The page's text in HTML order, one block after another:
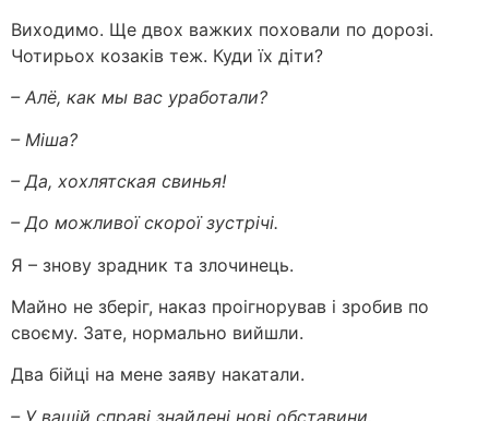
Виходимо. Ще двох важких поховали по дорозі.
Чотирьох козаків теж. Куди їх діти?
– Алё, как мы вас уработали?
– Міша?
– Да, хохлятская свинья!
– До можливої скорої зустрічі.
Я – знову зрадник та злочинець.
Майно не зберіг, наказ проігнорував і зробив по
своєму. Зате, нормально вийшли.
Два бійці на мене заяву накатали.
– У вашій справі знайдені нові обставини.